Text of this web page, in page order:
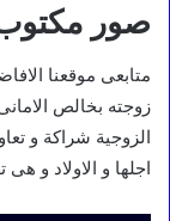
صور مكتوب
متابعى موقعنا
زوجته بخالص
الزوجية شراكة و
اجلها و الاولاد و